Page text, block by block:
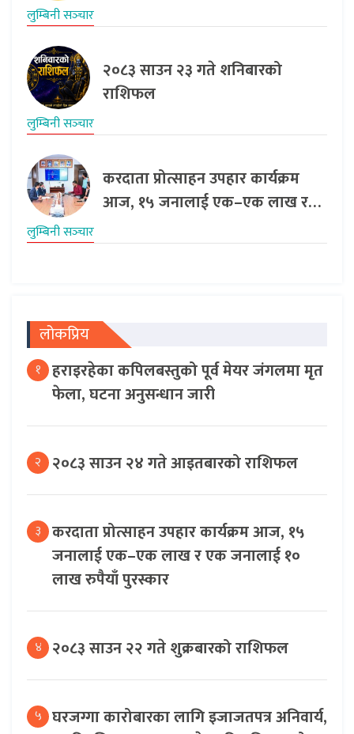
लुम्बिनी सञ्‍चार
२०८३ साउन २३ गते शनिबारको
राशिफल
लुम्बिनी सञ्‍चार
करदाता प्रोत्साहन उपहार कार्यक्रम
आज, १५ जनालाई एक–एक लाख र…
लुम्बिनी सञ्‍चार
लोकप्रिय
१ हराइरहेका कपिलबस्तुको पूर्व मेयर जंगलमा मृत
फेला, घटना अनुसन्धान जारी
२ २०८३ साउन २४ गते आइतबारको राशिफल
३ करदाता प्रोत्साहन उपहार कार्यक्रम आज, १५
जनालाई एक–एक लाख र एक जनालाई १०
लाख रुपैयाँ पुरस्कार
४ २०८३ साउन २२ गते शुक्रबारको राशिफल
५ घरजग्गा कारोबारका लागि इजाजतपत्र अनिवार्य,